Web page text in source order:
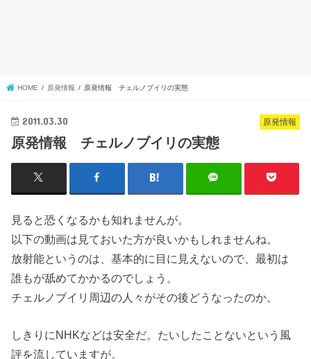
HOME 原発情報 原発情報 チェルノブイリの実態
原発情報
2011.03.30
原発情報 チェルノブイリの実態
見ると恐くなるかも知れませんが。
以下の動画は見ておいた方が良いかもしれませんね。
放射能というのは、基本的に目に見えないので、最初は
誰もが舐めてかかるのでしょう。
チェルノブイリ周辺の人々がその後どうなったのか。
しきりにNHKなどは安全だ。たいしたことないという風
評を流していますが。